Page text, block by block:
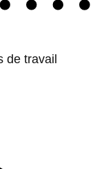
de travail